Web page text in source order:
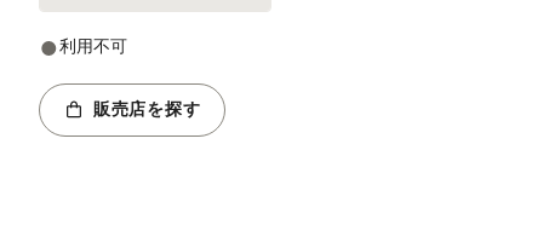
利用不可
販売店を探す